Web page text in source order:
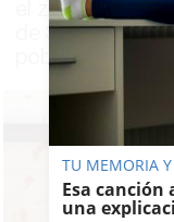
el zaguán del
de Santa
pobres y que
TU MEMORIA
Esa
una